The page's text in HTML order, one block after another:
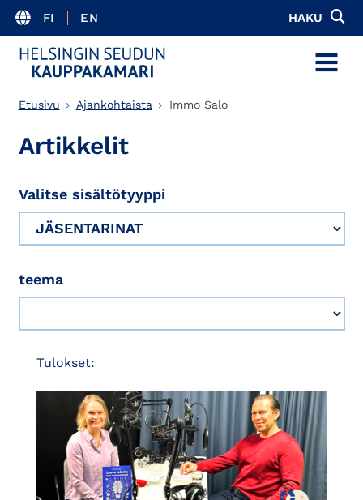
FI EN HAKU
MENU
Etusivu Ajankohtaista Immo Salo
Artikkelit
Valitse sisältötyyppi
teema
Tulokset: